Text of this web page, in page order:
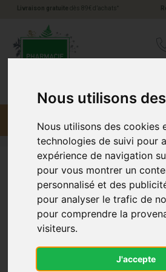
Nous utilisons
Nous utilisons des cookies
technologies de suivi pour
expérience de navigation
pour vous montrer un
personnalisé et des
pour analyser le trafic de
pour comprendre la
visiteurs.
J'accepte
Livraison gratuite dès 89€ d’achats *
Menu
Pulmoll